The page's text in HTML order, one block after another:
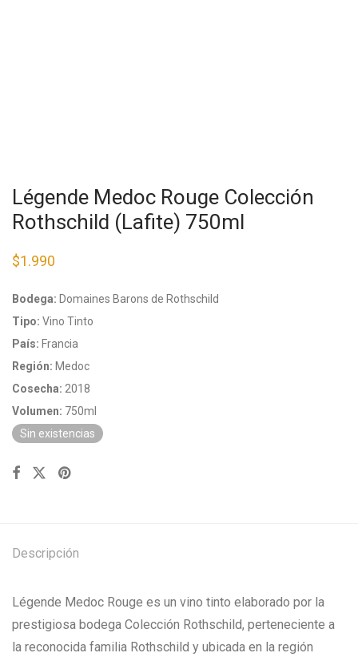
Légende Medoc Rouge Colección
Rothschild (Lafite) 750ml
$1.990
Bodega: Domaines Barons de Rothschild
Tipo: Vino Tinto
País: Francia
Región: Medoc
Cosecha: 2018
Volumen: 750ml
Sin existencias
Descripción
Légende Medoc Rouge es un vino tinto elaborado por la
prestigiosa bodega Colección Rothschild, perteneciente a
la reconocida familia Rothschild y ubicada en la región